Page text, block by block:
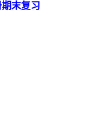
末复习